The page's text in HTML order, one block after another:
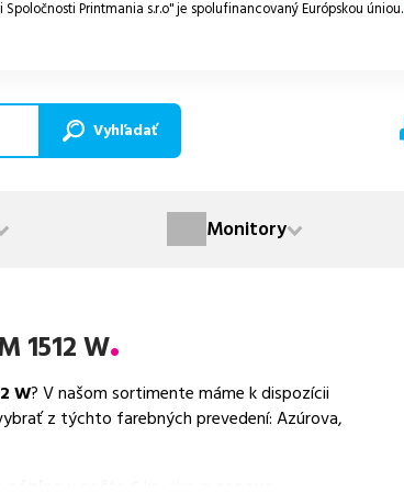
Printmania s.r.o" je spolufinancovaný Európskou úniou.
Vyhľadať
Monitory
1512 W
W? V našom sortimente máme k dispozícii
z týchto farebných prevedení: Azúrova,